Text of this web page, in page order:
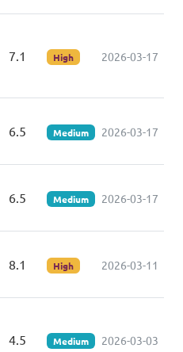
7.1 High 2026-03-17
6.5 Medium 2026-03-17
6.5 Medium 2026-03-17
8.1 High 2026-03-11
4.5 Medium 2026-03-03